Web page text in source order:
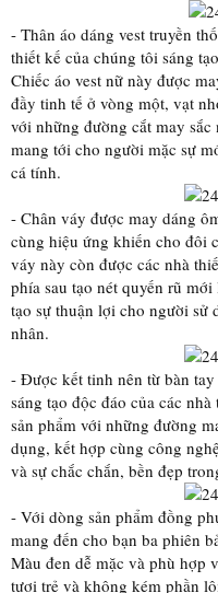
- Thân áo dáng vest truyền
thiết kế của chúng tôi sáng
Chiếc áo vest nữ này được
đầy tinh tế ở vòng một, vạt
với những đường cắt may
mang tới cho người mặc sự
cá tính.
- Chân váy được may dáng
cùng hiệu ứng khiến cho đôi
váy này còn được các nhà
phía sau tạo nét quyến rũ
tạo sự thuận lợi cho người sử
nhân.
- Được kết tinh nên từ bàn
sáng tạo độc đáo của các
sản phẩm với những đường
dụng, kết hợp cùng công
và sự chắc chắn, bền đẹp
- Với dòng sản phẩm đồng
mang đến cho bạn ba phiên
Màu đen dễ mặc và phù hợp
tươi trẻ và không kém phần